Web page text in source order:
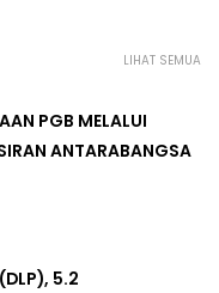
LIHAT SEMUA
PGB MELALUI
ANTARABANGSA
5.2